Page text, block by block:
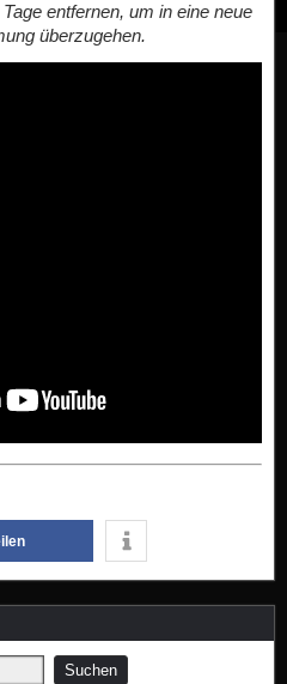
entfernen, um in eine neue
überzugehen.